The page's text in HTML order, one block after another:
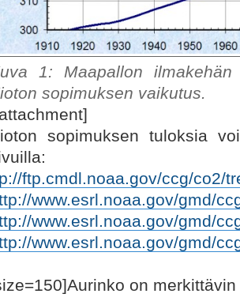
1: Maapallon
sopimuksen vaikutus.
sopimuksen tuloksia
ftp.cmdl.noaa.gov/ccg/co2/
www.esrl.noaa.gov/gmd/
www.esrl.noaa.gov/gmd/
www.esrl.noaa.gov/gmd/
on